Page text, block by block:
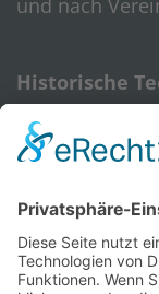
und nach
Historische
Hauptstr. 59 A
08112 Wilkau-
E-Mail: